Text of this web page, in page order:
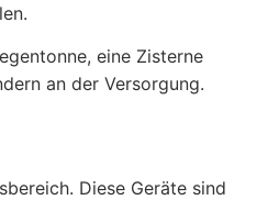
eine Zisterne
an der Versorgung.
Diese Geräte sind